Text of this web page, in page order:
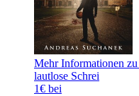
Mehr Informationen
lautlose Schrei
1€ bei